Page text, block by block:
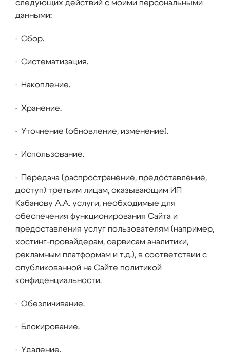
следующих действий с моими персональными
данными:
• Сбор.
• Систематизация.
• Накопление.
• Хранение.
• Уточнение (обновление, изменение).
• Использование.
• Передача (распространение, предоставление,
доступ) третьим лицам, оказывающим ИП
Кабанову А.А. услуги, необходимые для
обеспечения функционирования Сайта и
предоставления услуг пользователям (например,
хостинг-провайдерам, сервисам аналитики,
рекламным платформам и т.д.), в соответствии с
опубликованной на Сайте политикой
конфиденциальности.
• Обезличивание.
• Блокирование.
• Удаление.